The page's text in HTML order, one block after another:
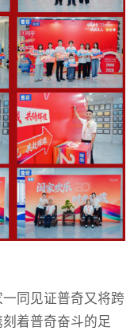
同见证普奇又将跨
着普奇奋斗的足